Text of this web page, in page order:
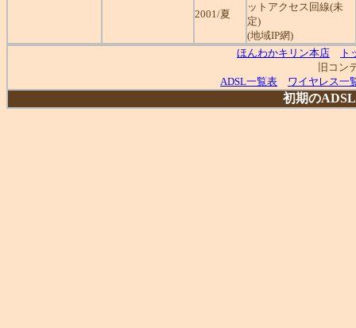
2001/夏
ットアクセス回線(未
定)
(地域IP網)
ほんわかキリン本店
ト
旧コン
ADSL一覧表
ワイヤレス一
初期の